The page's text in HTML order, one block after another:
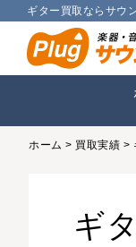
ギター買取ならサウ
ホーム > 買取実績 >
ギ